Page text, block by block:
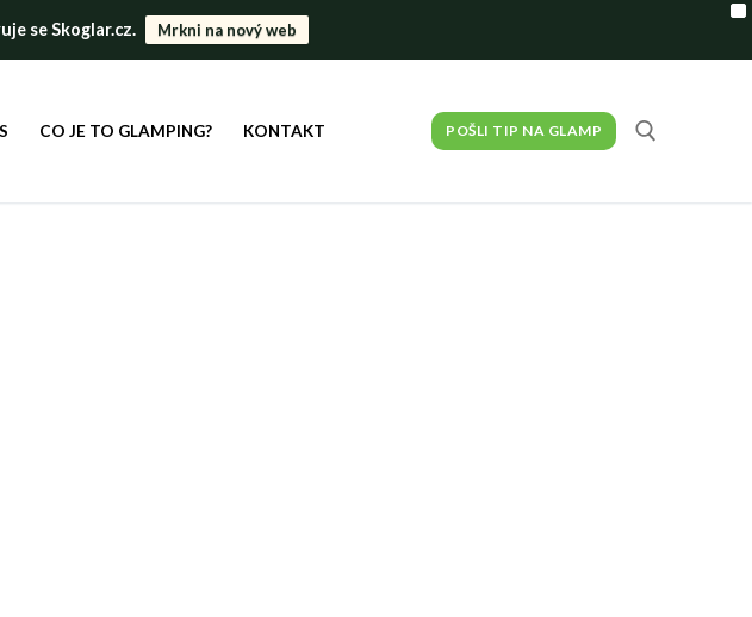
se Skoglar.cz. Mrkni na nový web
CO JE TO GLAMPING? KONTAKT POŠLI TIP NA GLAMP